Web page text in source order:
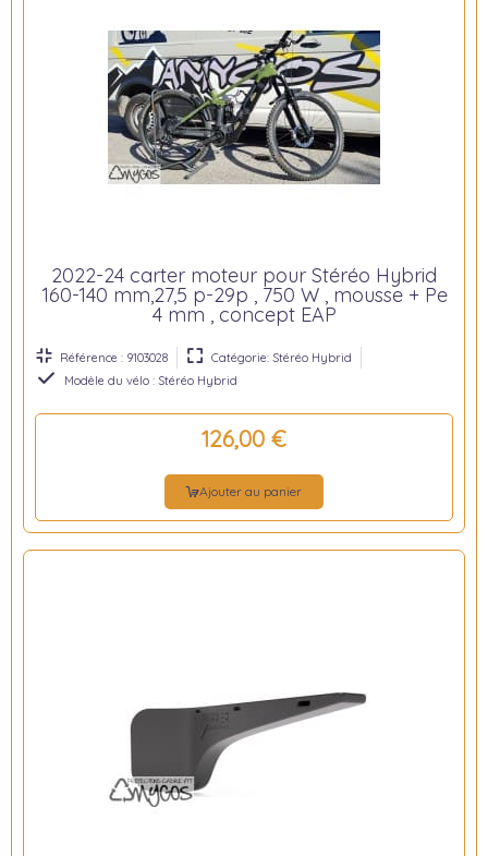
2022-24 carter moteur pour Stéréo Hybrid
160-140 mm,27,5 p-29p , 750 W , mousse + Pe
4 mm , concept EAP
Référence : 9103028
Catégorie: Stéréo Hybrid
Modèle du vélo : Stéréo Hybrid
126,00 €
Ajouter au panier